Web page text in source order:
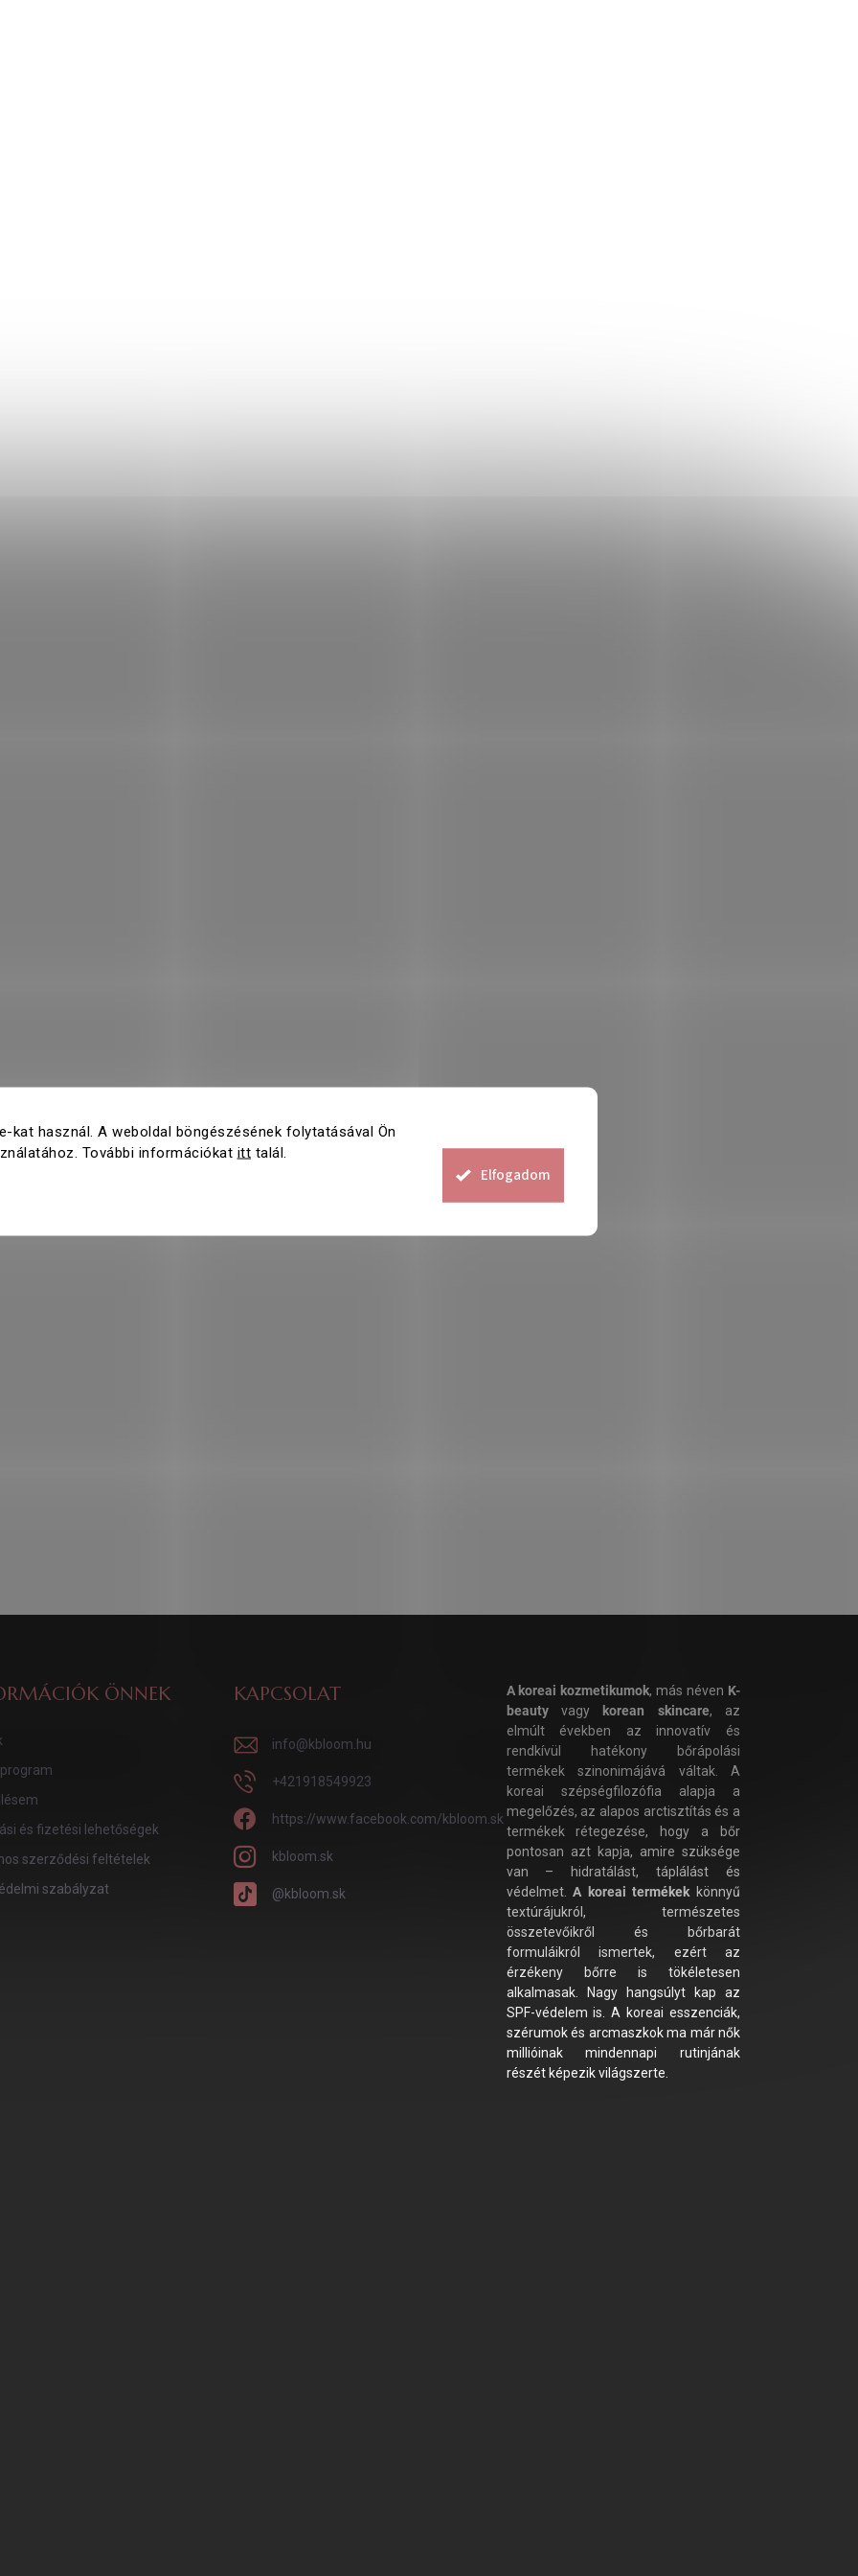
kat használ. A weboldal böngészésének folytatásával Ön
További információkat itt talál.
Elfogadom
ÖNNEK
és fizetési lehetőségek
szerződési feltételek
szabályzat
KAPCSOLAT
info@kbloom.hu
+421918549923
https://www.facebook.com/kbloom.sk
kbloom.sk
@kbloom.sk
A koreai kozmetikumok, más néven K-
beautyvagy korean skincare, az
elmúlt években az innovatív és
rendkívül hatékony bőrápolási
termékek szinonimájává váltak. A
koreai szépségfilozófia alapja a
megelőzés, az alapos arctisztítás és a
termékek rétegezése, hogy a bőr
pontosan azt kapja, amire szüksége
van – hidratálást, táplálást és
védelmet.A koreai termékek könnyű
textúrájukról, természetes
összetevőikről és bőrbarát
formuláikról ismertek, ezért az
érzékeny bőrre is tökéletesen
alkalmasak. Nagy hangsúlyt kap az
SPF-védelem is. A koreai esszenciák,
szérumok és arcmaszkok ma már nők
millióinak mindennapi rutinjának
részét képezik világszerte.